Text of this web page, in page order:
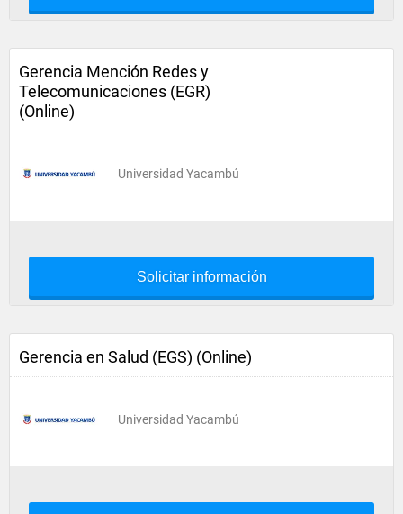
Gerencia Mención Redes y
Telecomunicaciones (EGR)
(Online)
Universidad Yacambú
Solicitar información
Gerencia en Salud (EGS) (Online)
Universidad Yacambú